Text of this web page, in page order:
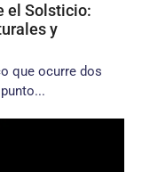
el Solsticio:
y
que ocurre dos